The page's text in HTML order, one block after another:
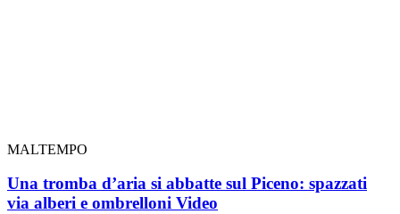
MALTEMPO
Una tromba d’aria si abbatte sul Piceno: spazzati
via alberi e ombrelloni Video